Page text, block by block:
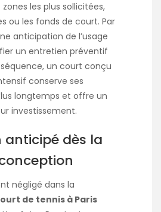
les plus sollicitées,
ou les fonds de court. Par
anticipation de l’usage
un entretien préventif
un court conçu
conserve ses
longtemps et offre un
investissement.
anticipé dès la
négligé dans la
de tennis à Paris